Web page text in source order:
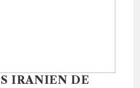
IRANIEN DE